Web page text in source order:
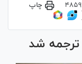
چاپ
ترجمه شد